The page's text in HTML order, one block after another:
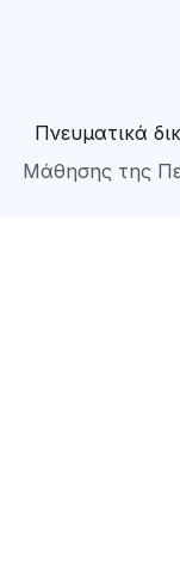
Πνευματικά
Μάθησης της